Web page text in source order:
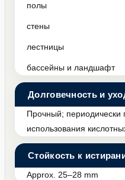
полы
стены
лестницы
бассейны и ландшафт
Долговечность и
Прочный; периодически
использования
Стойкость к
Approx. 25–28 mm